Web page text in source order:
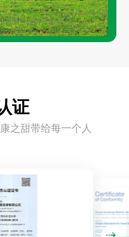
证
之甜带给每一个人